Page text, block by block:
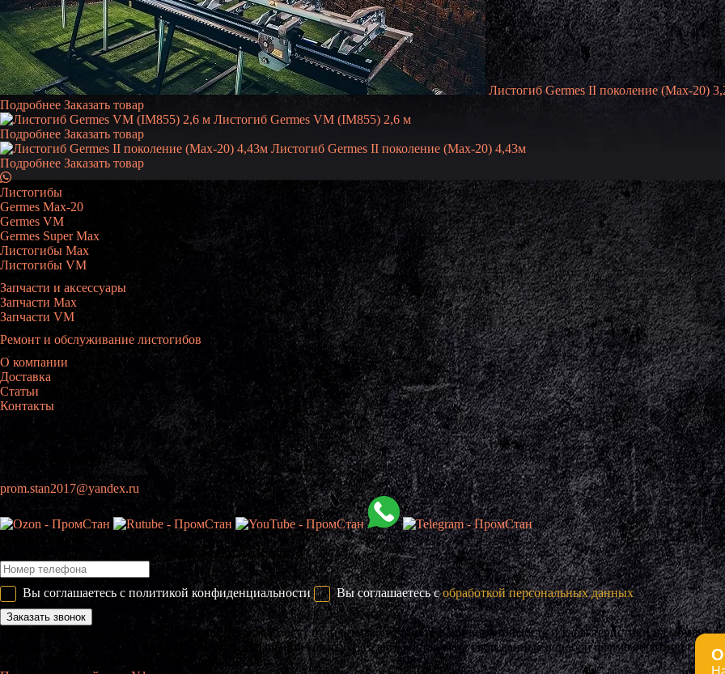
Листогиб Germes II поколение (Max-20)
Подробнее Заказать товар
Листогиб Germes VM (IM855) 2,6 м
Подробнее Заказать товар
Листогиб Germes II поколение (Max-20) 4,43м
Подробнее Заказать товар
Листогибы
Germes Max-20
Germes VM
Germes Super Max
Листогибы Max
Листогибы VM
Запчасти и аксессуары
Запчасти Max
Запчасти VM
Ремонт и обслуживание листогибов
О компании
Доставка
Статьи
Контакты
+7 (996) 105-99-59
prom.stan2017@yandex.ru
Заказать звонок
Оставьте заявку и наш специалист свяжется с Вами
Вы соглашаетесь с политикой конфиденциальности Вы соглашаетесь собработкой персональных данных
Заказать звонок
Технические характеристики и стоимость товара могут отличаться. уточняйте наличие, стоимость и характеристики на
конфиденциальности и пользовательского соглашения каждый раз, когда оставляете свои данные в любой форме обратной связи
© Все права защищены ИП Хайруллин Т.Р. 2026